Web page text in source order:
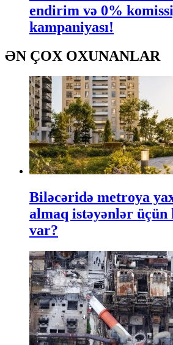
endirim və 0%
kampaniyası!
ƏN ÇOX OXUNANLAR
Biləcəridə metroya
almaq istəyənlər üçün
var?